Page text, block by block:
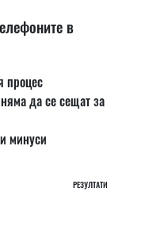
в
процес
да се сещат за
минуси
РЕЗУЛТАТИ